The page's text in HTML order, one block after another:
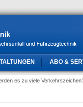
ABO &
es zu viele